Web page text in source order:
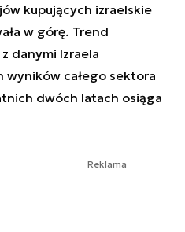
kupujących izraelskie
w górę. Trend
danymi Izraela
całego sektora
dwóch latach osiąga
Reklama